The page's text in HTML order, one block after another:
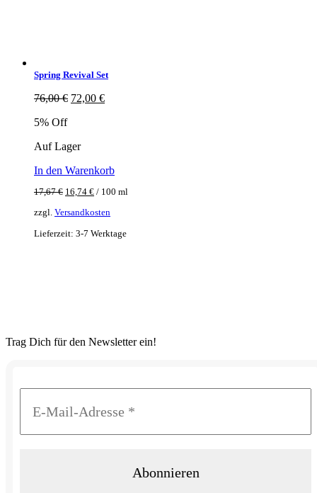
Spring Revival Set
76,00€ Ursprünglicher
72,00 €Aktueller
5% Off
Auf Lager
In den Warenkorb
17,67€ 16,74 € / 100 ml
zzgl. Versandkosten
Lieferzeit: 3-7 Werktage
Trag Dich für den Newsletter ein!